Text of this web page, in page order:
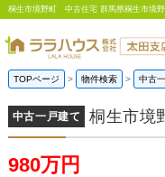
桐生市境野町 中古住宅 群馬県桐生市境
TOPページ 物件検索 中古
中古一戸建て 桐生市
980万円